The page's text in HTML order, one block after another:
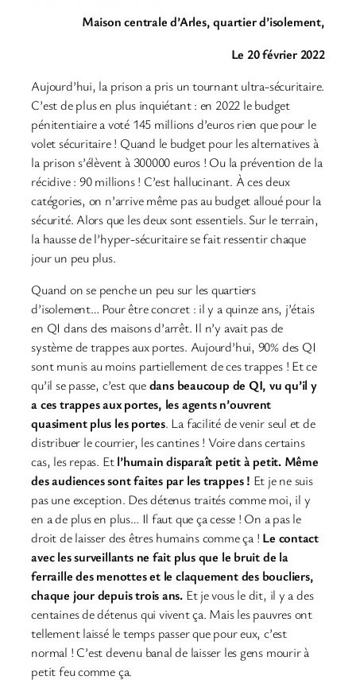
Maison centrale d’Arles, quartier d’isolement,
Le 20 février 2022
Aujourd’hui, la prison a pris un tournant ultra-sécuritaire.
C’est de plus en plus inquiétant : en 2022 le budget
pénitentiaire a voté 145 millions d’euros rien que pour le
volet sécuritaire ! Quand le budget pour les alternatives à
la prison s’élèvent à 300000 euros ! Ou la prévention de la
récidive : 90 millions ! C’est hallucinant. À ces deux
catégories, on n’arrive même pas au budget alloué pour la
sécurité. Alors que les deux sont essentiels. Sur le terrain,
la hausse de l’hyper-sécuritaire se fait ressentir chaque
jour un peu plus.
Quand on se penche un peu sur les quartiers
d’isolement… Pour être concret : il y a quinze ans, j’étais
en QI dans des maisons d’arrêt. Il n’y avait pas de
système de trappes aux portes. Aujourd’hui, 90% des QI
sont munis au moins partiellement de ces trappes ! Et ce
qu’il se passe, c’est quedans beaucoup de QI, vu qu’il y
a ces trappes aux portes, les agents n’ouvrent
quasiment plus les portes. La facilité de venir seul et de
distribuer le courrier, les cantines ! Voire dans certains
cas, les repas. Etl’humain disparaît petit à petit. Même
des audiences sont faites par les trappes ! Et je ne suis
pas une exception. Des détenus traités comme moi, il y
en a de plus en plus… Il faut que ça cesse ! On a pas le
droit de laisser des êtres humains comme ça ! Le contact
avec les surveillants ne fait plus que le bruit de la
ferraille des menottes et le claquement des boucliers,
chaque jour depuis trois ans.Et je vous le dit, il y a des
centaines de détenus qui vivent ça. Mais les pauvres ont
tellement laissé le temps passer que pour eux, c’est
normal ! C’est devenu banal de laisser les gens mourir à
petit feu comme ça.